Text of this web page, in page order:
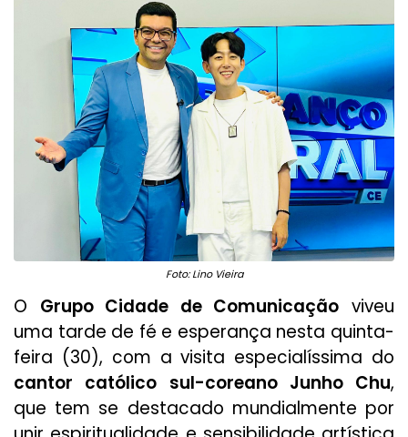
Foto: Lino Vieira
O Grupo Cidade de Comunicação viveu
uma tarde de fé e esperança nesta quinta-
feira (30), com a visita especialíssima do
cantor católico sul-coreano Junho Chu,
que tem se destacado mundialmente por